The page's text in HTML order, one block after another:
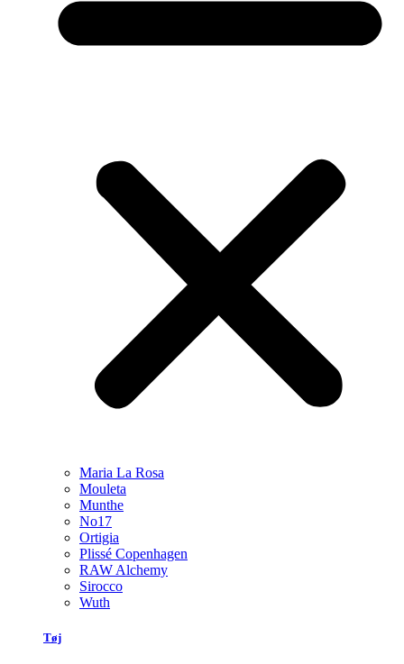
Maria La Rosa
Mouleta
Munthe
No17
Ortigia
Plissé Copenhagen
RAW Alchemy
Sirocco
Wuth
Tøj